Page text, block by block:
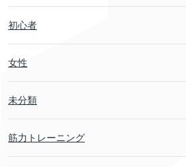
初心者
女性
未分類
筋力トレーニング